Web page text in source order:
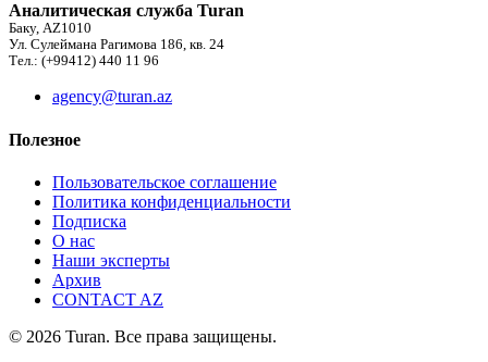
Аналитическая служба Turan
Баку, AZ1010
Ул. Сулеймана Рагимова 186, кв. 24
Тел.: (+99412) 440 11 96
agency@turan.az
Полезное
Пользовательское соглашение
Политика конфиденциальности
Подписка
О нас
Наши эксперты
Архив
CONTACT AZ
© 2026 Turan. Все права защищены.